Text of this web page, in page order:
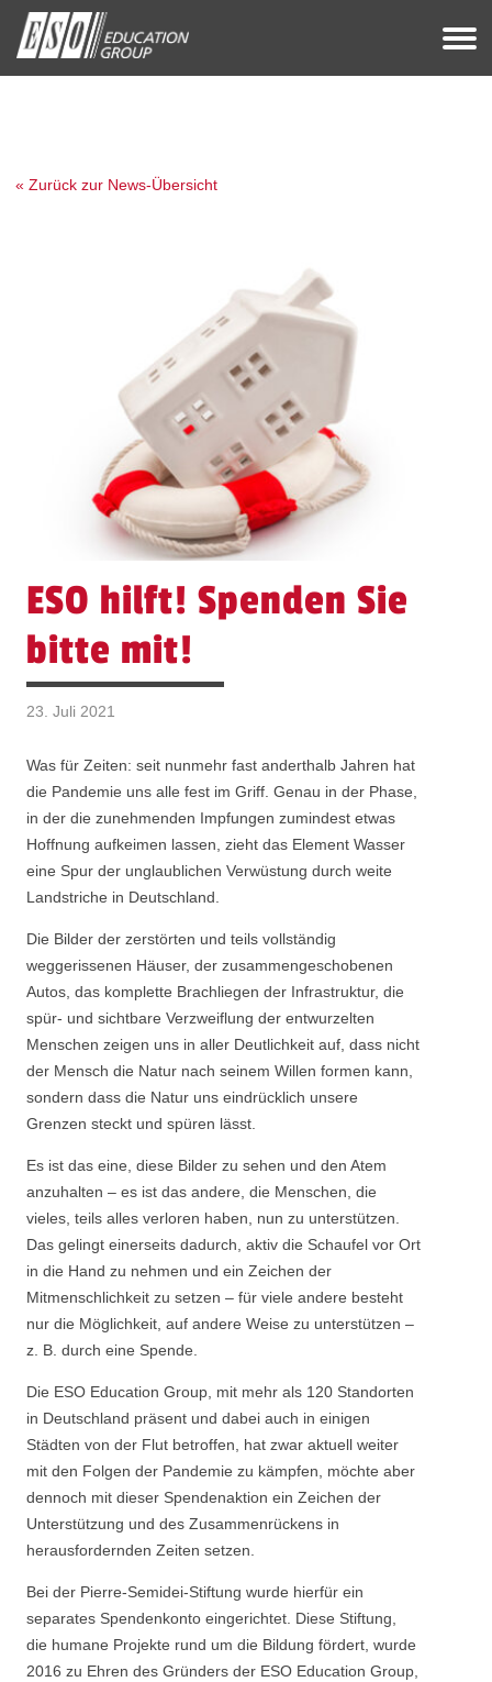
« Zurück zur News-Übersicht
ESO hilft! Spenden Sie
bitte mit!
23. Juli 2021
Was für Zeiten: seit nunmehr fast anderthalb Jahren hat
die Pandemie uns alle fest im Griff. Genau in der Phase,
in der die zunehmenden Impfungen zumindest etwas
Hoffnung aufkeimen lassen, zieht das Element Wasser
eine Spur der unglaublichen Verwüstung durch weite
Landstriche in Deutschland.
Die Bilder der zerstörten und teils vollständig
weggerissenen Häuser, der zusammengeschobenen
Autos, das komplette Brachliegen der Infrastruktur, die
spür- und sichtbare Verzweiflung der entwurzelten
Menschen zeigen uns in aller Deutlichkeit auf, dass nicht
der Mensch die Natur nach seinem Willen formen kann,
sondern dass die Natur uns eindrücklich unsere
Grenzen steckt und spüren lässt.
Es ist das eine, diese Bilder zu sehen und den Atem
anzuhalten – es ist das andere, die Menschen, die
vieles, teils alles verloren haben, nun zu unterstützen.
Das gelingt einerseits dadurch, aktiv die Schaufel vor Ort
in die Hand zu nehmen und ein Zeichen der
Mitmenschlichkeit zu setzen – für viele andere besteht
nur die Möglichkeit, auf andere Weise zu unterstützen –
z. B. durch eine Spende.
Die ESO Education Group, mit mehr als 120 Standorten
in Deutschland präsent und dabei auch in einigen
Städten von der Flut betroffen, hat zwar aktuell weiter
mit den Folgen der Pandemie zu kämpfen, möchte aber
dennoch mit dieser Spendenaktion ein Zeichen der
Unterstützung und des Zusammenrückens in
herausfordernden Zeiten setzen.
Bei der Pierre-Semidei-Stiftung wurde hierfür ein
separates Spendenkonto eingerichtet. Diese Stiftung,
die humane Projekte rund um die Bildung fördert, wurde
2016 zu Ehren des Gründers der ESO Education Group,